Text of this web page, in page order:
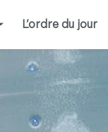
L’ordre du jour